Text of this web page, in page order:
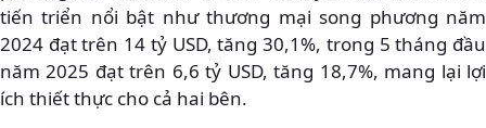
tiến triển nổi bật như thương mại song phương năm
2024 đạt trên 14 tỷ USD, tăng 30,1%, trong 5 tháng đầu
năm 2025 đạt trên 6,6 tỷ USD, tăng 18,7%, mang lại lợi
ích thiết thực cho cả hai bên.